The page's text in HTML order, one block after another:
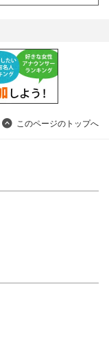
このページのトップへ